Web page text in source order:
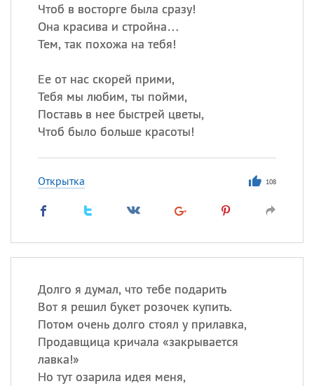
Чтоб в восторге была сразу!
Она красива и стройна…
Тем, так похожа на тебя!
Ее от нас скорей прими,
Тебя мы любим, ты пойми,
Поставь в нее быстрей цветы,
Чтоб было больше красоты!
Открытка 108
Долго я думал, что тебе подарить
Вот я решил букет розочек купить.
Потом очень долго стоял у прилавка,
Продавщица кричала «закрывается
лавка!»
Но тут озарила идея меня,